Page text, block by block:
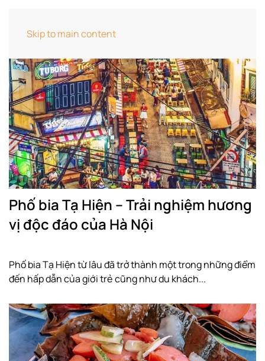
Skip to main content
Phố bia Tạ Hiện – Trải nghiệm hương
vị độc đáo của Hà Nội
Phố bia Tạ Hiện từ lâu đã trở thành một trong những điểm
đến hấp dẫn của giới trẻ cũng như du khách...